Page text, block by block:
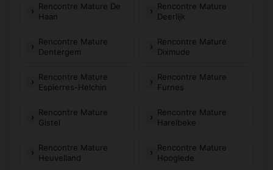
Rencontre Mature De
Haan
Rencontre Mature
Deerlijk
Rencontre Mature
Dentergem
Rencontre Mature
Dixmude
Rencontre Mature
Espierres-Helchin
Rencontre Mature
Furnes
Rencontre Mature
Gistel
Rencontre Mature
Harelbeke
Rencontre Mature
Heuvelland
Rencontre Mature
Hooglede